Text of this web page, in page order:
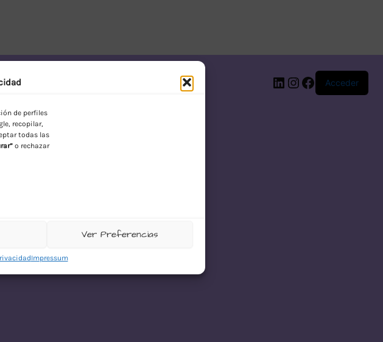
de perfiles
recopilar,
todas las
o rechazar
Ver Preferencias
Impressum
LinkedIn
Instagram
Facebook
Acceder